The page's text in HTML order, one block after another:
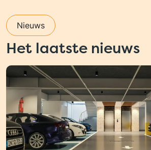
Nieuws
Het laatste nieuws